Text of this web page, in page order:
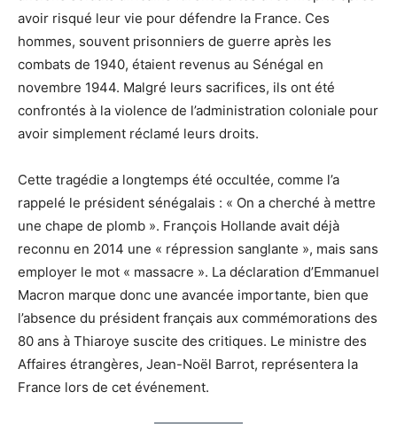
avoir risqué leur vie pour défendre la France. Ces
hommes, souvent prisonniers de guerre après les
combats de 1940, étaient revenus au Sénégal en
novembre 1944. Malgré leurs sacrifices, ils ont été
confrontés à la violence de l’administration coloniale pour
avoir simplement réclamé leurs droits.
Cette tragédie a longtemps été occultée, comme l’a
rappelé le président sénégalais : « On a cherché à mettre
une chape de plomb ». François Hollande avait déjà
reconnu en 2014 une « répression sanglante », mais sans
employer le mot « massacre ». La déclaration d’Emmanuel
Macron marque donc une avancée importante, bien que
l’absence du président français aux commémorations des
80 ans à Thiaroye suscite des critiques. Le ministre des
Affaires étrangères, Jean-Noël Barrot, représentera la
France lors de cet événement.